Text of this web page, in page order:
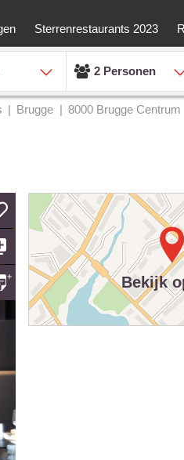
Sterrenrestaurants 2023
2 Personen
Brugge 8000 Brugge Centrum
Bekijk